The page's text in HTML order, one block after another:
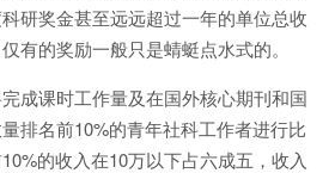
研奖金甚至远远超过一年的单位总收
有的奖励一般只是蜻蜓点水式的。
成课时工作量及在国外核心期刊和国
排名前10%的青年社科工作者进行比
的收入在10万以下占六成五，收入